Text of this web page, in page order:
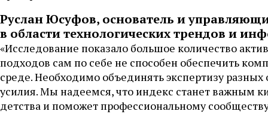
Руслан Юсуфов, основатель и
в области технологических трендов и
«Исследование показало большое количество
подходов сам по себе не способен обеспечить
среде. Необходимо объединять экспертизу
усилия. Мы надеемся, что индекс станет важным
детства и поможет профессиональному